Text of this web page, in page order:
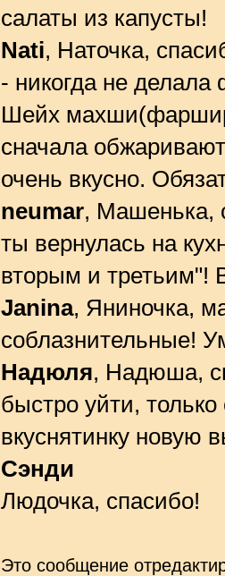
салаты из капусты!
Nati, Наточка,
- никогда не
Шейх
сначала
очень вкусно.
neumar, Машенька,
ты вернулась на
вторым и третьим"!
Janina, Яниночка,
соблазнительные!
Надюля, Надюша,
быстро уйти,
вкуснятинку новую
Сэнди
Людочка, спасибо!
Это сообщение